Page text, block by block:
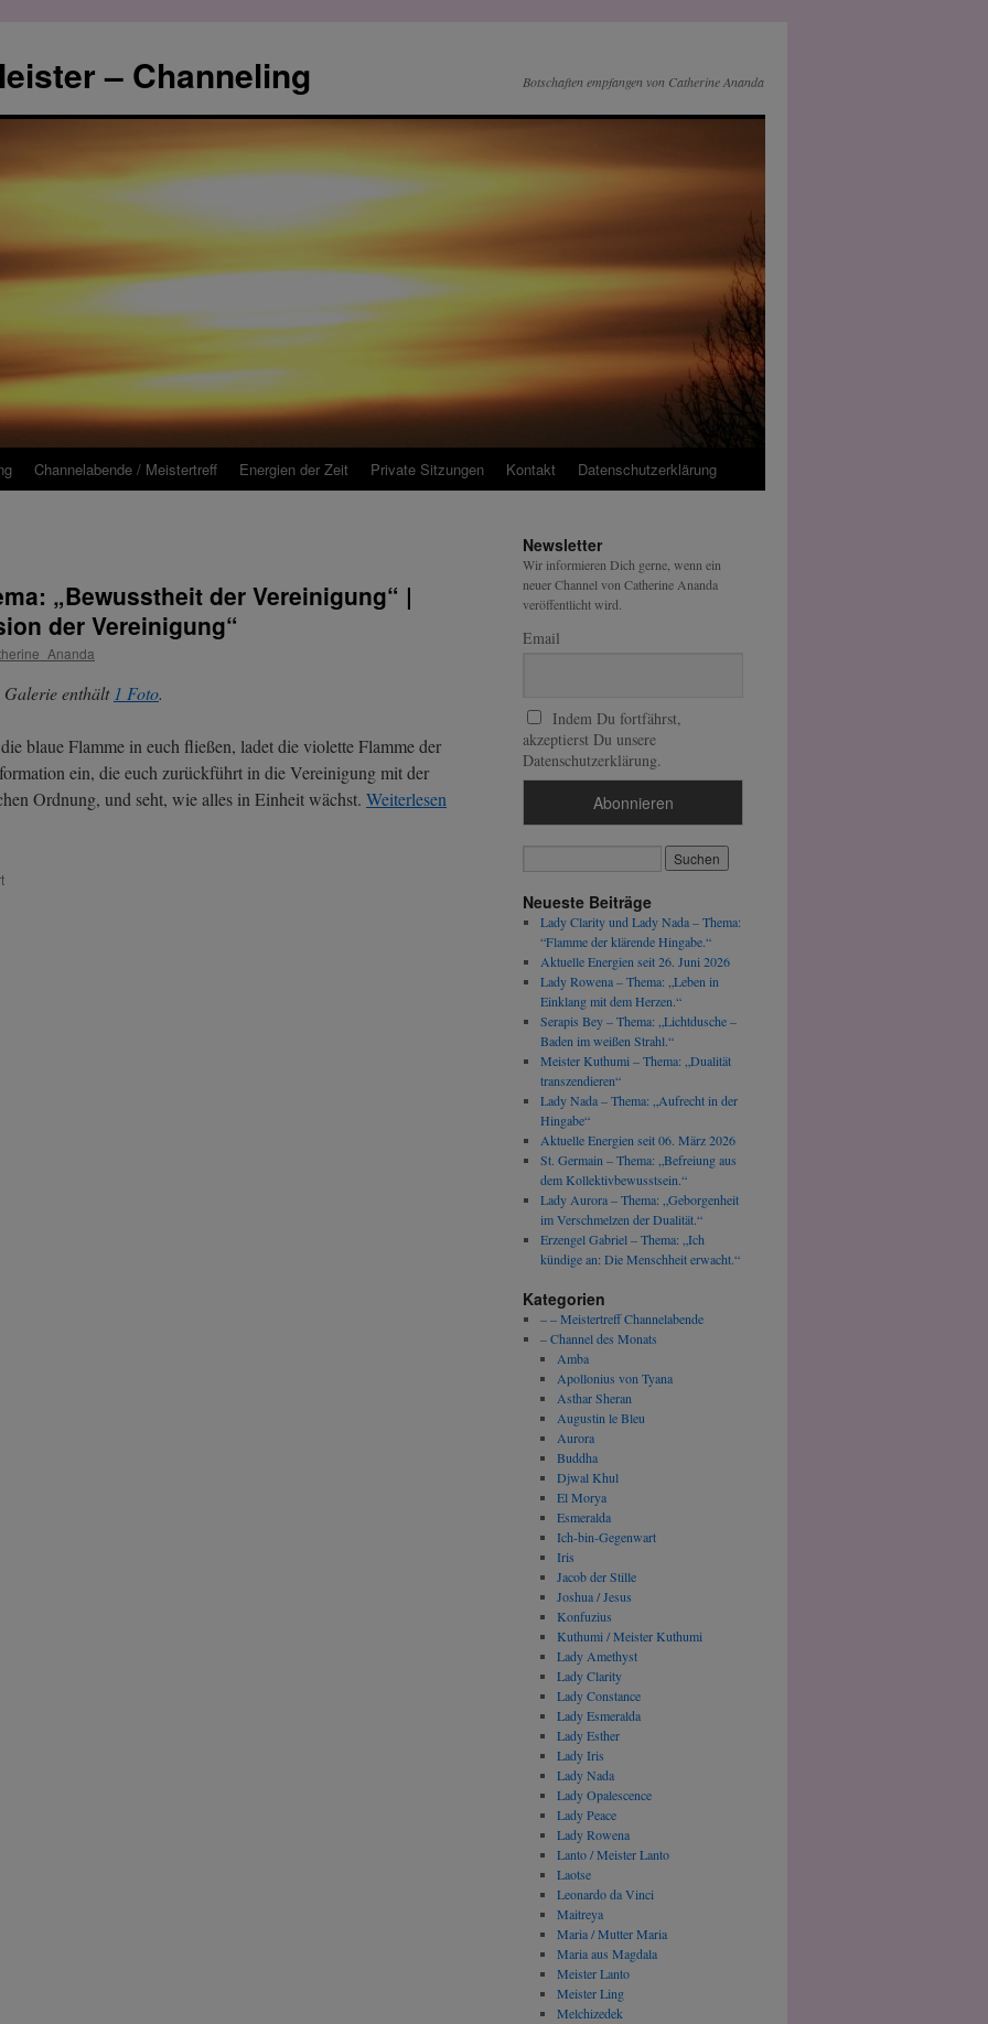
– Channeling Botschaften empfangen von Catherine Ananda
Channelabende / Meistertreff Energien der Zeit Private Sitzungen Kontakt Datenschutz­erklärung
„Bewusstheit der Vereinigung“ |
der Vereinigung“
Galerie enthält 1 Foto.
blaue Flamme in euch fließen, ladet die violette Flamme der
ein, die euch zurückführt in die Vereinigung mit der
Ordnung, und seht, wie alles in Einheit wächst. Weiterlesen
für
Newsletter
Wir informieren Dich gerne, wenn ein
neuer Channel von Catherine Ananda
veröffentlicht wird.
Email
Indem Du fortfährst,
akzeptierst Du unsere
Datenschutzerklärung.
Neueste Beiträge
Lady Clarity und Lady Nada – Thema:
“Flamme der klärende Hingabe.“
Aktuelle Energien seit 26. Juni 2026
Lady Rowena – Thema: „Leben in
Einklang mit dem Herzen.“
Serapis Bey – Thema: „Lichtdusche –
Baden im weißen Strahl.“
Meister Kuthumi – Thema: „Dualität
transzendieren“
Lady Nada – Thema: „Aufrecht in der
Hingabe“
Aktuelle Energien seit 06. März 2026
St. Germain – Thema: „Befreiung aus
dem Kollektivbewusstsein.“
Lady Aurora – Thema: „Geborgenheit
im Verschmelzen der Dualität.“
Erzengel Gabriel – Thema: „Ich
kündige an: Die Menschheit erwacht.“
Kategorien
– – Meistertreff Channelabende
– Channel des Monats
Amba
Apollonius von Tyana
Asthar Sheran
Augustin le Bleu
Aurora
Buddha
Djwal Khul
El Morya
Esmeralda
Ich-bin-Gegenwart
Iris
Jacob der Stille
Joshua / Jesus
Konfuzius
Kuthumi / Meister Kuthumi
Lady Amethyst
Lady Clarity
Lady Constance
Lady Esmeralda
Lady Esther
Lady Iris
Lady Nada
Lady Opalescence
Lady Peace
Lady Rowena
Lanto / Meister Lanto
Laotse
Leonardo da Vinci
Maitreya
Maria / Mutter Maria
Maria aus Magdala
Meister Lanto
Meister Ling
Melchizedek